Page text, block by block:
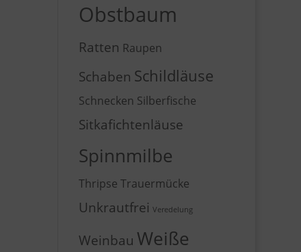
Obstbaum
Ratten Raupen
Schaben Schildläuse
Schnecken Silberfische
Sitkafichtenläuse
Spinnmilbe
Thripse Trauermücke
Unkrautfrei Veredelung
Weinbau Weiße